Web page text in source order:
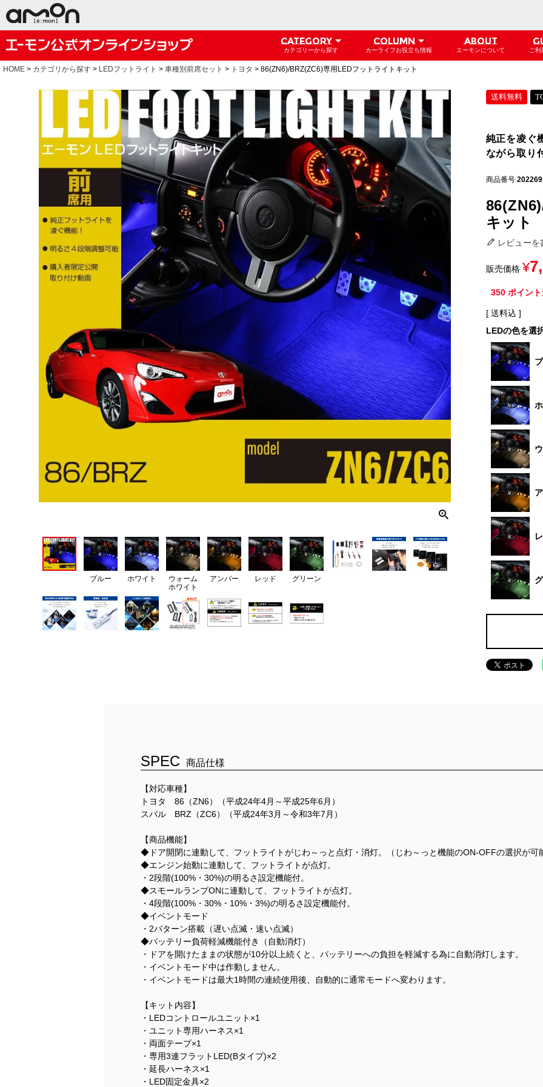
CATEGORY
カテゴリーから探す
COLUMN
カーライフお役立ち情報
ABOUT
エーモンについて ご
HOME カテゴリから探す LEDフットライト 車種別前席セット トヨタ 86(ZN6)/BRZ(ZC6)専用LEDフットライトキット
ブルー ホワイト
ウォーム
ホワイト
アンバー レッド グリーン
送料無料
純正を凌ぐ
ながら取り
商品番号 202269
キット
レビューを
販売価格 ¥
350 ポイン
送料込
LEDの色を選
SPEC 商品仕様
【対応車種】
トヨタ 86（ZN6）（平成24年4月～平成25年6月）
スバル BRZ（ZC6）（平成24年3月～令和3年7月）
【商品機能】
◆ドア開閉に連動して、フットライトがじわ～っと点灯・消灯。（じわ～っと機能のON-OFFの選択が可
◆エンジン始動に連動して、フットライトが点灯。
・2段階(100%・30%)の明るさ設定機能付。
◆スモールランプONに連動して、フットライトが点灯。
・4段階(100%・30%・10%・3%)の明るさ設定機能付。
◆イベントモード
・2パターン搭載（遅い点滅・速い点滅）
◆バッテリー負荷軽減機能付き（自動消灯）
・ドアを開けたままの状態が10分以上続くと、バッテリーへの負担を軽減する為に自動消灯します。
・イベントモード中は作動しません。
・イベントモードは最大1時間の連続使用後、自動的に通常モードへ変わります。
【キット内容】
・LEDコントロールユニット×1
・ユニット専用ハーネス×1
・両面テープ×1
・専用3連フラットLED(Bタイプ)×2
・延長ハーネス×1
・LED固定金具×2